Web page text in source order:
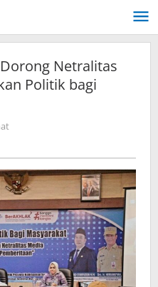
Netralitas
Politik bagi